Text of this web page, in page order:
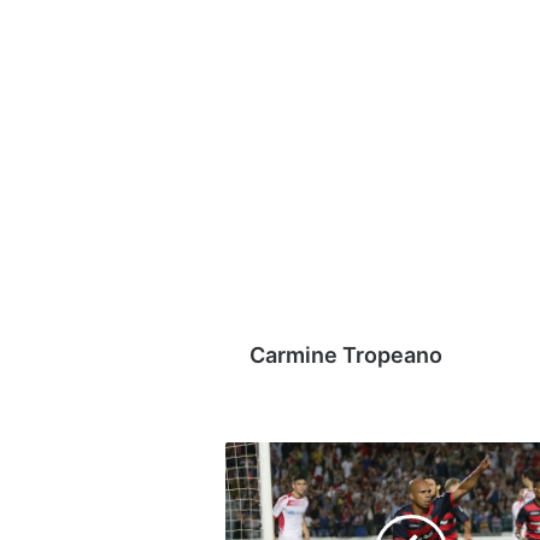
Carmine Tropeano
I
risultati
–
Flop